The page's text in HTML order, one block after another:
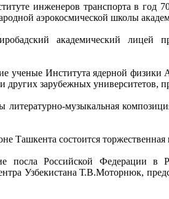
инженеров транспорта в год
аэрокосмической школы
академический лицей
ученые Института ядерной
других зарубежных университетов,
литературно-музыкальная
Ташкента состоится
посла Российской Федерации в
Узбекистана Т.В.Моторнюк,